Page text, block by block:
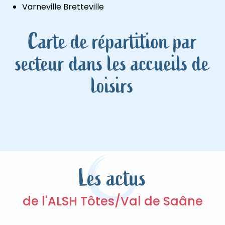
Varneville Bretteville
Carte de répartition par
secteur dans les accueils de
loisirs
Les actus
de l'ALSH Tôtes/Val de Saâne